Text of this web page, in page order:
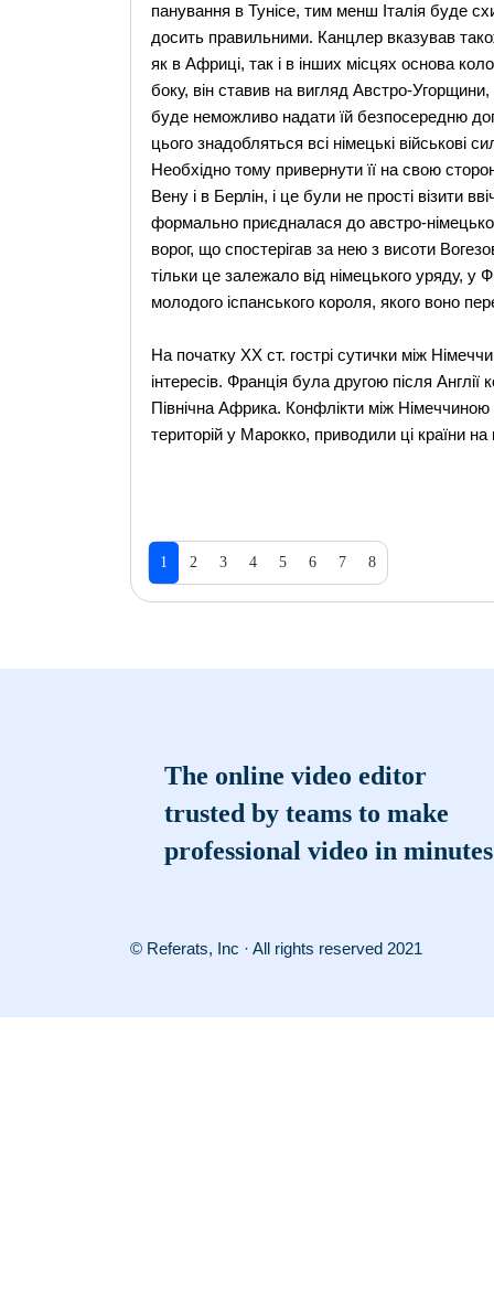
панування в Тунісе, тим менш Італія буде
досить правильними. Канцлер вказував
як в Африці, так і в інших місцях основа
боку, він ставив на вигляд Австро-
буде неможливо надати їй безпосередню
цього знадобляться всі німецькі військові
Необхідно тому привернути її на свою
Вену і в Берлін, і це були не прості візити
формально приєдналася до австро-
ворог, що спостерігав за нею з висоти
тільки це залежало від німецького уряду, у
молодого іспанського короля, якого воно
На початку XX ст. гострі сутички між
інтересів. Франція була другою після
Північна Африка. Конфлікти між
територій у Марокко, приводили ці країни на
1 2 3 4 5 6 7 8
The online video editor
trusted by teams to make
professional video in minutes
© Referats, Inc · All rights reserved 2021